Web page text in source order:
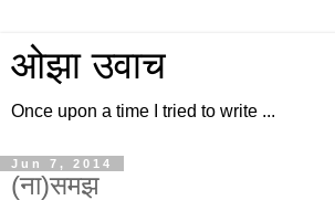
ओझा उवाच
Once upon a time I tried to write ...
Jun 7, 2014
(ना)समझ